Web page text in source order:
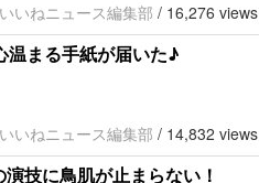
いいねニュース編集部 / 16,276 views
温まる手紙が届いた♪
いいねニュース編集部 / 14,832 views
技に鳥肌が止まらない！